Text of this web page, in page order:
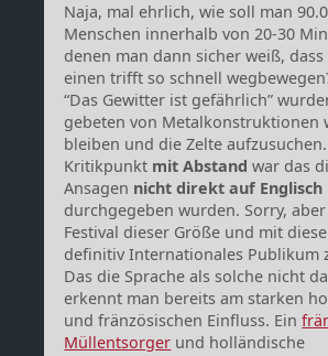
Naja, mal ehrlich, wie soll man
Menschen innerhalb von 20-30
denen man dann sicher weiß,
einen trifft so schnell
“Das Gewitter ist gefährlich”
gebeten von Metalkonstruktionen
bleiben und die Zelte
Kritikpunkt mit Abstand war das
Ansagen nicht direkt auf Englisch
durchgegeben wurden. Sorry,
Festival dieser Größe und mit
definitiv Internationales Publikum
Das die Sprache als solche nicht
erkennt man bereits am starken
und fränzösischen Einfluss. Ein
Müllentsorger und holländische